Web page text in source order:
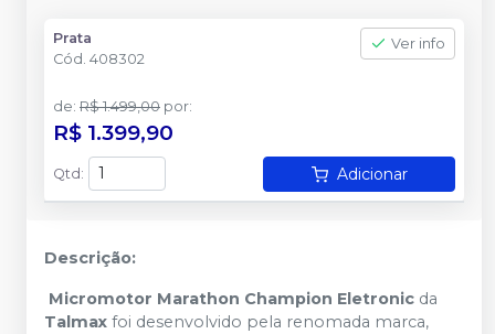
Prata
Cód. 408302
Ver info
de: R$ 1.499,00 por:
R$ 1.399,90
Qtd : Adicionar
Descrição:
Micromotor Marathon Champion Eletronic da
Talmax foi desenvolvido pela renomada marca,